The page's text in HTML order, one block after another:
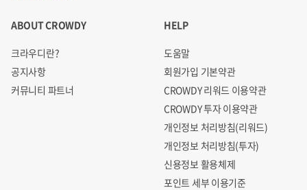
ABOUT CROWDY
크라우디란?
공지사항
커뮤니티 파트너
HELP
도움말
회원가입 기본약관
CROWDY 리워드 이용약관
CROWDY 투자 이용약관
개인정보 처리방침(리워드)
개인정보 처리방침(투자)
신용정보 활용체제
포인트 세부 이용기준